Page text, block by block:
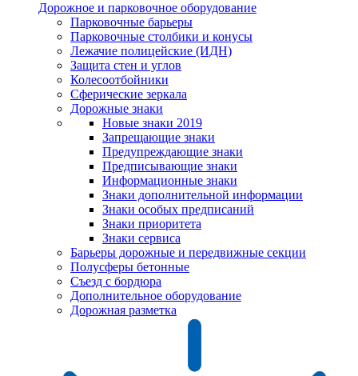
Дорожное и парковочное оборудование
Парковочные барьеры
Парковочные столбики и конусы
Лежачие полицейские (ИДН)
Защита стен и углов
Колесоотбойники
Сферические зеркала
Дорожные знаки
Новые знаки 2019
Запрещающие знаки
Предупреждающие знаки
Предписывающие знаки
Информационные знаки
Знаки дополнительной информации
Знаки особых предписаний
Знаки приоритета
Знаки сервиса
Барьеры дорожные и передвижные секции
Полусферы бетонные
Съезд с бордюра
Дополнительное оборудование
Дорожная разметка